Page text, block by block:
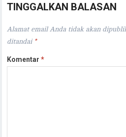
TINGGALKAN BALASAN
Alamat email Anda tidak akan
ditandai *
Komentar*